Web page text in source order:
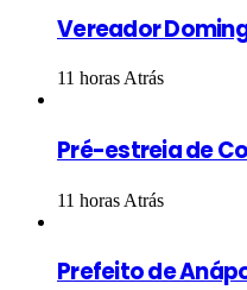
Vereador
11 horas Atrás
Pré-estreia de
11 horas Atrás
Prefeito de